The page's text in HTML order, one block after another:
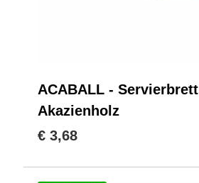
ACABALL - Servierbrett
Akazienholz
€ 3,68